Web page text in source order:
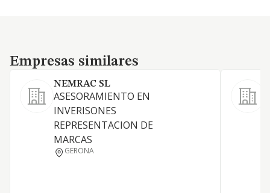
Empresas similares
Empresas similares
NEMRAC SL
ASESORAMIENTO EN
INVERISONES
REPRESENTACION DE
MARCAS
GERONA